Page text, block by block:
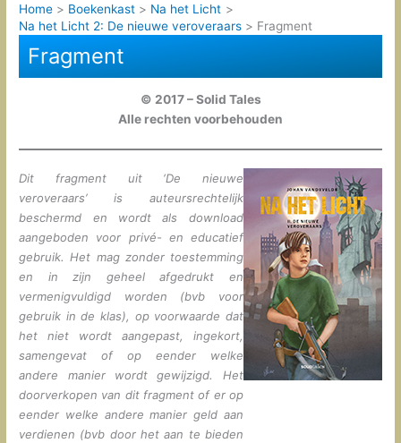
Home Boekenkast
Na het Licht
Na het Licht 2: De nieuwe veroveraars
Fragment
Fragment
© 2017 – Solid Tales
Alle rechten voorbehouden
Dit fragment uit ‘De nieuwe
veroveraars’ is auteursrechtelijk
beschermd en wordt als download
aangeboden voor privé- en educatief
gebruik. Het mag zonder toestemming
en in zijn geheel afgedrukt en
vermenigvuldigd worden (bvb voor
gebruik in de klas), op voorwaarde dat
het niet wordt aangepast, ingekort,
samengevat of op eender welke
andere manier wordt gewijzigd. Het
doorverkopen van dit fragment of er op
eender welke andere manier geld aan
verdienen (bvb door het aan te bieden